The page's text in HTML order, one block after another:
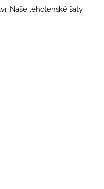
Naše těhotenské šaty